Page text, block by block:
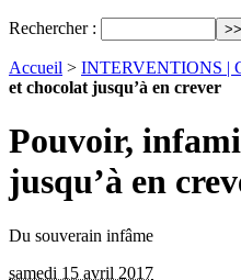
Rechercher :
Accueil > INTERVENTIONS |
et chocolat jusqu’à en crever
Pouvoir,
jusqu’à en
Du souverain infâme
samedi 15 avril 2017